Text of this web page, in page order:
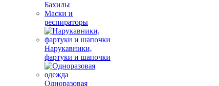
Бахилы
Маски и
респираторы
Нарукавники,
фартуки и шапочки
Одноразовая